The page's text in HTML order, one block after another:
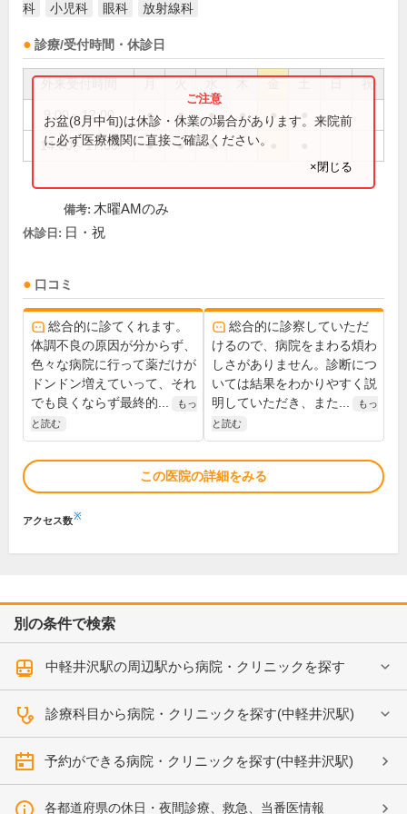
科 小児科 眼科 放射線科
診療/受付時間・休診日
祝
9:00～12:00 ● ● ● ● ●
14:00～17:00 ● ● ●
お盆(8月中旬)は休診・休業の場合があります。来院前
に必ず医療機関に直接ご確認ください。
×閉じる
備考: 木曜AMのみ
休診日: 日・祝
口コミ
総合的に診てくれます。
体調不良の原因が分からず、
色々な病院に行って薬だけが
ドンドン増えていって、それ
でも良くならず最終的...
もっ
と読む
総合的に診察していただ
けるので、病院をまわる煩わ
しさがありません。診断につ
いては結果をわかりやすく説
明していただき、また...
もっ
と読む
この医院の詳細をみる
アクセス数※
別の条件で検索
中軽井沢駅の周辺駅から病院・クリニックを探す
診療科目から病院・クリニックを探す(中軽井沢駅)
予約ができる病院・クリニックを探す(中軽井沢駅)
各都道府県の休日・夜間診療、救急、当番医情報